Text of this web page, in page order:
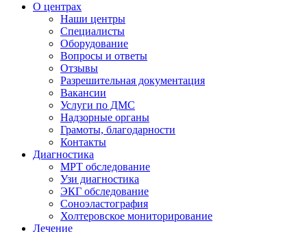
О центрах
Наши центры
Специалисты
Оборудование
Вопросы и ответы
Отзывы
Разрешительная документация
Вакансии
Услуги по ДМС
Надзорные органы
Грамоты, благодарности
Контакты
Диагностика
МРТ обследование
Узи диагностика
ЭКГ обследование
Соноэластография
Холтеровское мониторирование
Лечение